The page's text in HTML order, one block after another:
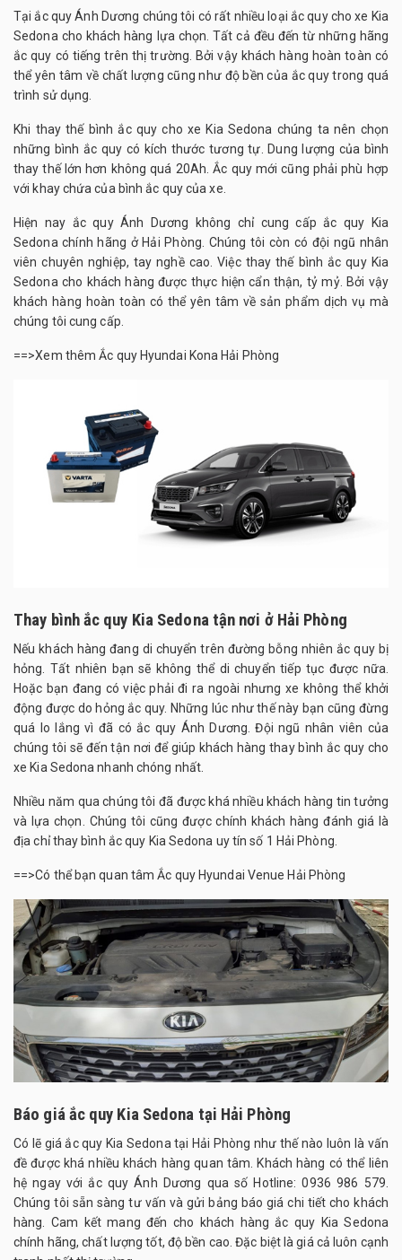
Tại ắc quy Ánh Dương chúng tôi có rất nhiều loại ắc quy cho xe Kia
Sedona cho khách hàng lựa chọn. Tất cả đều đến từ những hãng
ắc quy có tiếng trên thị trường. Bởi vậy khách hàng hoàn toàn có
thể yên tâm về chất lượng cũng như độ bền của ắc quy trong quá
trình sử dụng.
Khi thay thế bình ắc quy cho xe Kia Sedona chúng ta nên chọn
những bình ắc quy có kích thước tương tự. Dung lượng của bình
thay thế lớn hơn không quá 20Ah. Ắc quy mới cũng phải phù hợp
với khay chứa của bình ắc quy của xe.
Hiện nay ắc quy Ánh Dương không chỉ cung cấp ắc quy Kia
Sedona chính hãng ở Hải Phòng. Chúng tôi còn có đội ngũ nhân
viên chuyên nghiệp, tay nghề cao. Việc thay thế bình ắc quy Kia
Sedona cho khách hàng được thực hiện cẩn thận, tỷ mỷ. Bởi vậy
khách hàng hoàn toàn có thể yên tâm về sản phẩm dịch vụ mà
chúng tôi cung cấp.
==>Xem thêmẮc quy Hyundai Kona Hải Phòng
Thay bình ắc quy Kia Sedona tận nơi ở Hải Phòng
Nếu khách hàng đang di chuyển trên đường bỗng nhiên ắc quy bị
hỏng. Tất nhiên bạn sẽ không thể di chuyển tiếp tục được nữa.
Hoặc bạn đang có việc phải đi ra ngoài nhưng xe không thể khởi
động được do hỏng ắc quy. Những lúc như thế này bạn cũng đừng
quá lo lắng vì đã có ắc quy Ánh Dương. Đội ngũ nhân viên của
chúng tôi sẽ đến tận nơi để giúp khách hàng thay bình ắc quy cho
xe Kia Sedona nhanh chóng nhất.
Nhiều năm qua chúng tôi đã được khá nhiều khách hàng tin tưởng
và lựa chọn. Chúng tôi cũng được chính khách hàng đánh giá là
địa chỉ thay bình ắc quy Kia Sedona uy tín số 1 Hải Phòng.
==>Có thể bạn quan tâmẮc quy Hyundai Venue Hải Phòng
Báo giá ắc quy Kia Sedona tại Hải Phòng
Có lẽ giá ắc quy Kia Sedona tại Hải Phòng như thế nào luôn là vấn
đề được khá nhiều khách hàng quan tâm. Khách hàng có thể liên
hệ ngay với ắc quy Ánh Dương qua số Hotline: 0936 986 579.
Chúng tôi sẵn sàng tư vấn và gửi bảng báo giá chi tiết cho khách
hàng. Cam kết mang đến cho khách hàng ắc quy Kia Sedona
chính hãng, chất lượng tốt, độ bền cao. Đặc biệt là giá cả luôn cạnh